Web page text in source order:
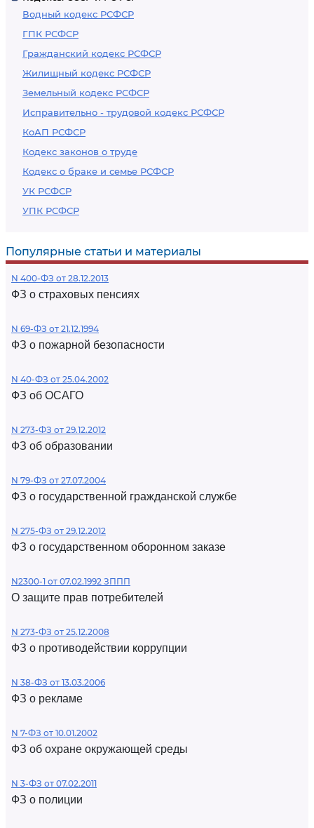
Водный кодекс РСФСР
ГПК РСФСР
Гражданский кодекс РСФСР
Жилищный кодекс РСФСР
Земельный кодекс РСФСР
Исправительно - трудовой кодекс РСФСР
КоАП РСФСР
Кодекс законов о труде
Кодекс о браке и семье РСФСР
УК РСФСР
УПК РСФСР
Популярные статьи и материалы
N 400-ФЗ от 28.12.2013
ФЗ о страховых пенсиях
N 69-ФЗ от 21.12.1994
ФЗ о пожарной безопасности
N 40-ФЗ от 25.04.2002
ФЗ об ОСАГО
N 273-ФЗ от 29.12.2012
ФЗ об образовании
N 79-ФЗ от 27.07.2004
ФЗ о государственной гражданской службе
N 275-ФЗ от 29.12.2012
ФЗ о государственном оборонном заказе
N2300-1 от 07.02.1992 ЗППП
О защите прав потребителей
N 273-ФЗ от 25.12.2008
ФЗ о противодействии коррупции
N 38-ФЗ от 13.03.2006
ФЗ о рекламе
N 7-ФЗ от 10.01.2002
ФЗ об охране окружающей среды
N 3-ФЗ от 07.02.2011
ФЗ о полиции